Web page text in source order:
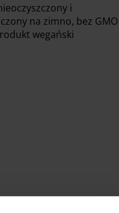
i
na zimno, bez
wegański